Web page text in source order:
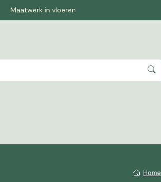
Maatwerk in vloeren
Home